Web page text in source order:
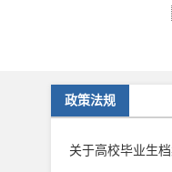
政策法规
关于高校毕业生